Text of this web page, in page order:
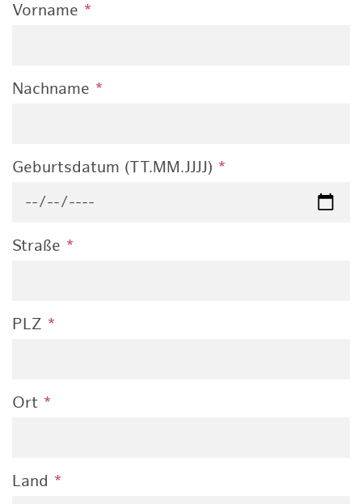
Vorname *
Nachname *
Geburtsdatum (TT.MM.JJJJ) *
Straße *
PLZ *
Ort *
Land *